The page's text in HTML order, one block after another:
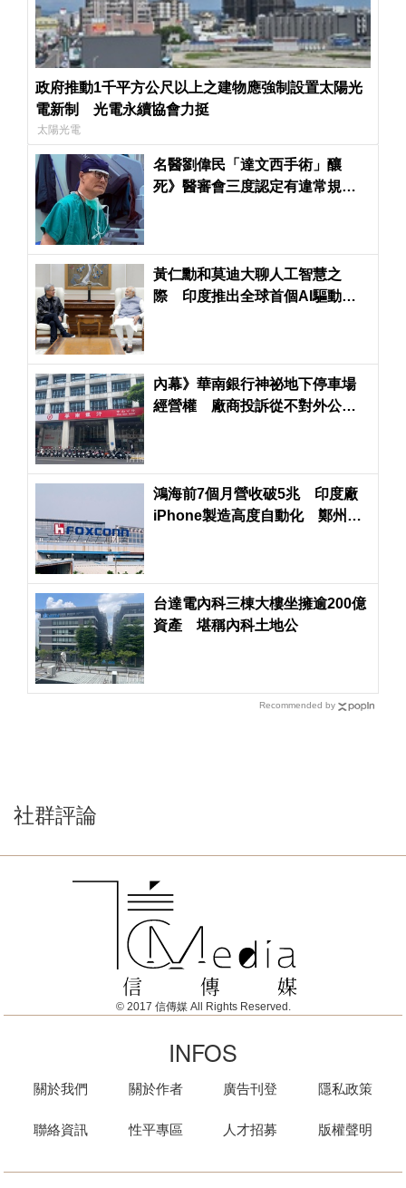
政府推動1千平方公尺以上之建物應強制設置太陽光
電新制 光電永續協會力挺
太陽光電
名醫劉偉民「達文西手術」釀
死》醫審會三度認定有違常規
黃仁勳和莫迪大聊人工智慧之
際 印度推出全球首個AI驅動反
內幕》華南銀行神祕地下停車場
經營權 廠商投訴從不對外公開
鴻海前7個月營收破5兆 印度廠
iPhone製造高度自動化 鄭州生
台達電內科三棟大樓坐擁逾200億
資產 堪稱內科土地公
Recommended by
社群評論
© 2017 信傳媒 All Rights Reserved.
INFOS
關於我們
聯絡資訊
關於作者
性平專區
廣告刊登
人才招募
隱私政策
版權聲明